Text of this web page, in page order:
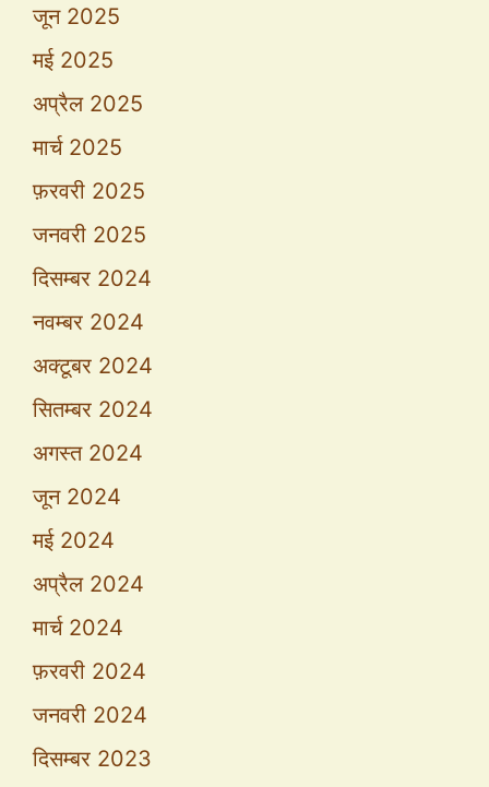
जून 2025
मई 2025
अप्रैल 2025
मार्च 2025
फ़रवरी 2025
जनवरी 2025
दिसम्बर 2024
नवम्बर 2024
अक्टूबर 2024
सितम्बर 2024
अगस्त 2024
जून 2024
मई 2024
अप्रैल 2024
मार्च 2024
फ़रवरी 2024
जनवरी 2024
दिसम्बर 2023